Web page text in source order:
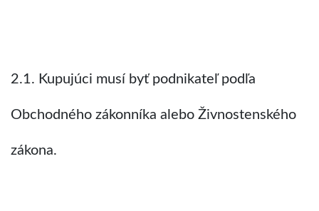
2.1. Kupujúci musí byť podnikateľ podľa
Obchodného zákonníka alebo Živnostenského
zákona.